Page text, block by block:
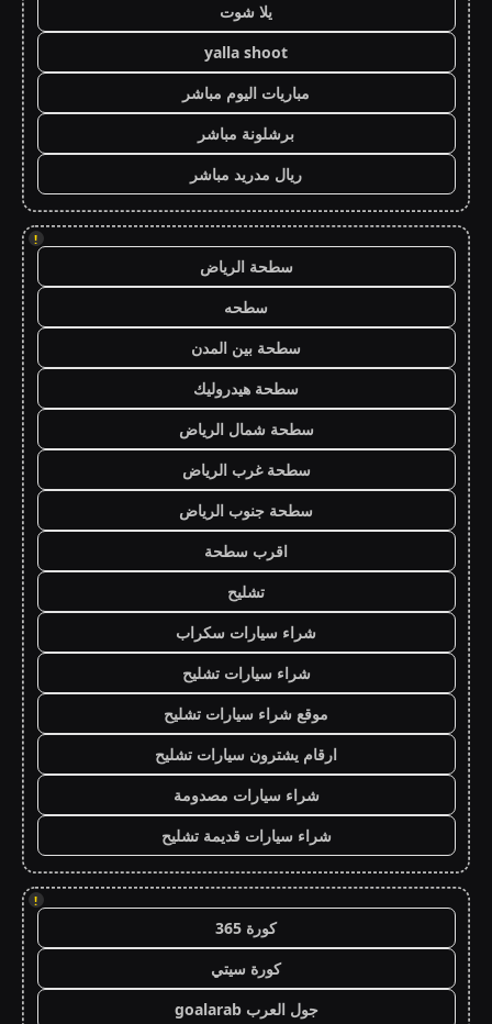
يلا شوت
yalla shoot
مباريات اليوم مباشر
برشلونة مباشر
ريال مدريد مباشر
!
سطحة الرياض
سطحه
سطحة بين المدن
سطحة هيدروليك
سطحة شمال الرياض
سطحة غرب الرياض
سطحة جنوب الرياض
اقرب سطحة
تشليح
شراء سيارات سكراب
شراء سيارات تشليح
موقع شراء سيارات تشليح
ارقام يشترون سيارات تشليح
شراء سيارات مصدومة
شراء سيارات قديمة تشليح
!
كورة 365
كورة سيتي
جول العرب goalarab